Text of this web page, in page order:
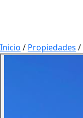
Inicio / Propiedades /